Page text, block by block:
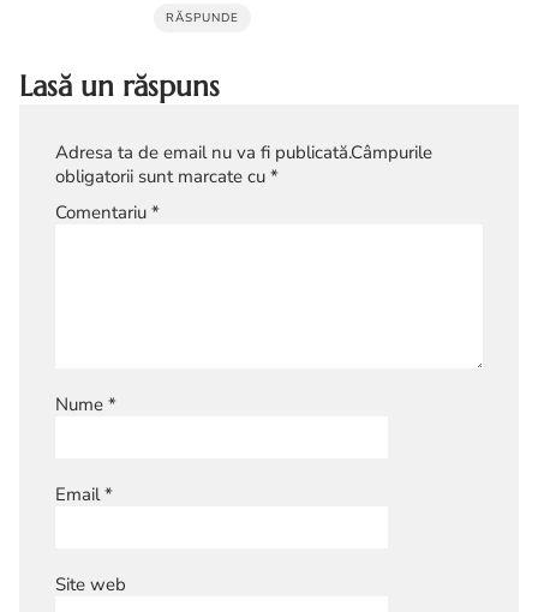
RĂSPUNDE
Lasă un răspuns
Adresa ta de email nu va fi publicată.Câmpurile
obligatorii sunt marcate cu *
Comentariu *
Nume *
Email*
Site web